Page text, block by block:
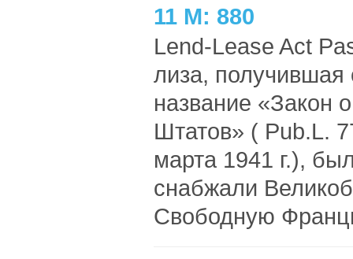
11 M: 880
Lend-Lease Act
лиза,
название «Закон
Штатов» ( Pub.L.
марта 1941 г.),
снабжали
Свободную